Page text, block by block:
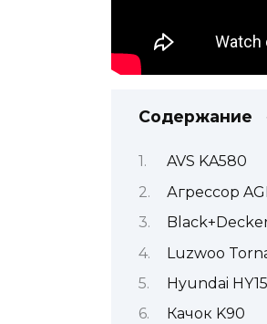
Содержание
AVS KA580
Агрессор
Luzwoo
Hyundai
Качок K90